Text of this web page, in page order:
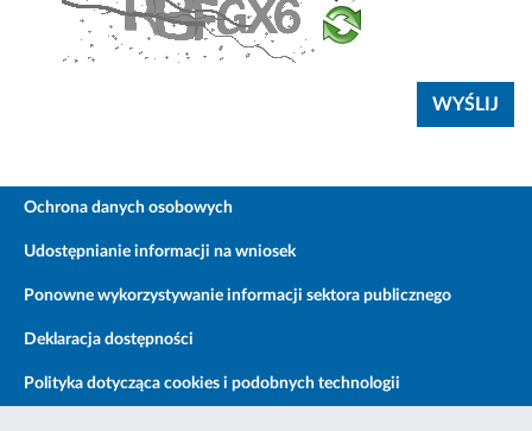
Ochrona danych osobowych
Udostępnianie informacji na wniosek
Ponowne wykorzystywanie informacji sektora publicznego
Deklaracja dostępności
Polityka dotycząca cookies i podobnych technologii